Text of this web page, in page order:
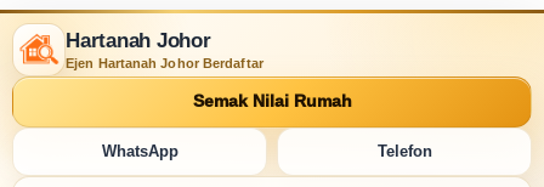
Hartanah Johor
Ejen Hartanah Johor Berdaftar
Semak Nilai Rumah
WhatsApp Telefon